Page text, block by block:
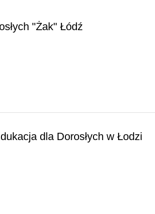
"Żak" Łódź
dla Dorosłych w Łodzi